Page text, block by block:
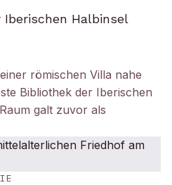
Halbinsel
römischen Villa nahe
Bibliothek der Iberischen
galt zuvor als